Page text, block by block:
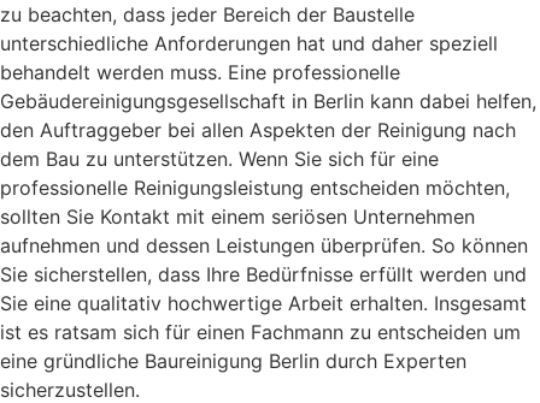
zu beachten, dass jeder Bereich der Baustelle
unterschiedliche Anforderungen hat und daher speziell
behandelt werden muss. Eine professionelle
Gebäudereinigungsgesellschaft in Berlin kann dabei helfen,
den Auftraggeber bei allen Aspekten der Reinigung nach
dem Bau zu unterstützen. Wenn Sie sich für eine
professionelle Reinigungsleistung entscheiden möchten,
sollten Sie Kontakt mit einem seriösen Unternehmen
aufnehmen und dessen Leistungen überprüfen. So können
Sie sicherstellen, dass Ihre Bedürfnisse erfüllt werden und
Sie eine qualitativ hochwertige Arbeit erhalten. Insgesamt
ist es ratsam sich für einen Fachmann zu entscheiden um
eine gründliche Baureinigung Berlin durch Experten
sicherzustellen.